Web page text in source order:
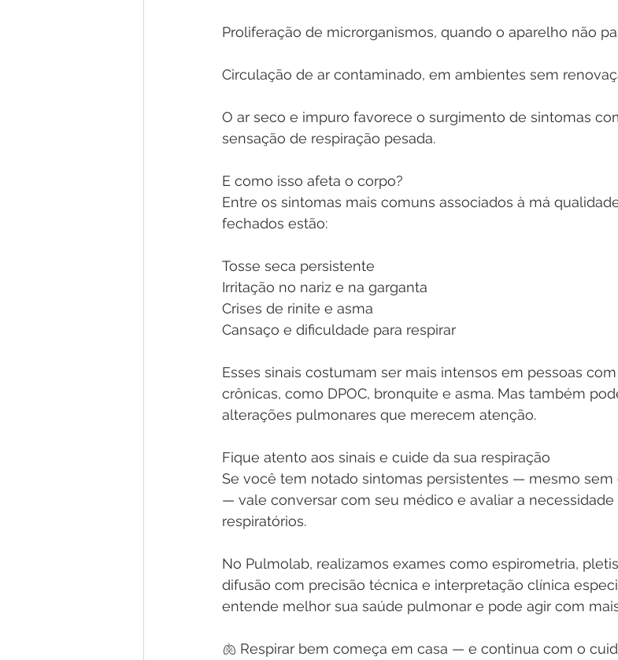
Proliferação de microrganismos, quando o aparelho não
Circulação de ar contaminado, em ambientes sem
O ar seco e impuro favorece o surgimento de sintomas
sensação de respiração pesada.
E como isso afeta o corpo?
Entre os sintomas mais comuns associados à má
fechados estão:
Tosse seca persistente
Irritação no nariz e na garganta
Crises de rinite e asma
Cansaço e dificuldade para respirar
Esses sinais costumam ser mais intensos em pessoas
crônicas, como DPOC, bronquite e asma. Mas também
alterações pulmonares que merecem atenção.
Fique atento aos sinais e cuide da sua respiração
Se você tem notado sintomas persistentes — mesmo sem
— vale conversar com seu médico e avaliar a necessidade
respiratórios.
No Pulmolab, realizamos exames como espirometria,
difusão com precisão técnica e interpretação clínica
entende melhor sua saúde pulmonar e pode agir com
🫁 Respirar bem começa em casa — e continua com o